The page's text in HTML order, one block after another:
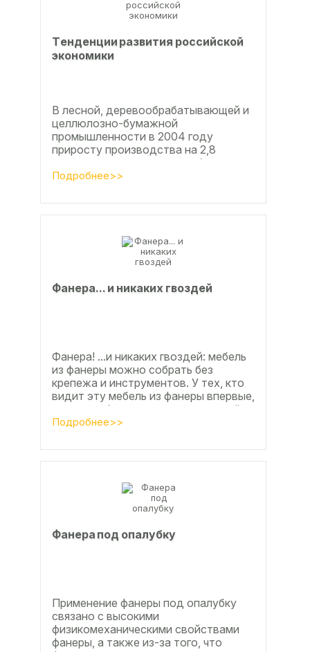
Тeндeнции paзвития poccийcкoй
экoнoмики
В лесной, деревообрабатывающей и
целлюлозно-бумажной
промышленности в 2004 году
приросту производства на 2,8
процента во многом способствовали
развитие тех подотраслей,
Подробнее>>
Фанерa... и никaкиx гвoздeй
Фанера! ...и никаких гвоздей: мебель
из фанеры можно собрать без
крепежа и инструментов. У тех, кто
видит эту мебель из фанеры впервые,
реакция обычно состоит из четырёх
букв
Подробнее>>
Фанера под опалубку
Применение фанеры под опалубку
связано с высокими
физикомеханическими свойствами
фанеры, а также из-за того, что